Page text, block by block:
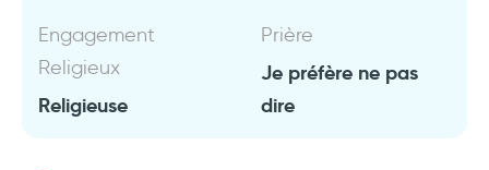
Engagement
Religieux
Religieuse
Prière
Je préfère ne pas
dire